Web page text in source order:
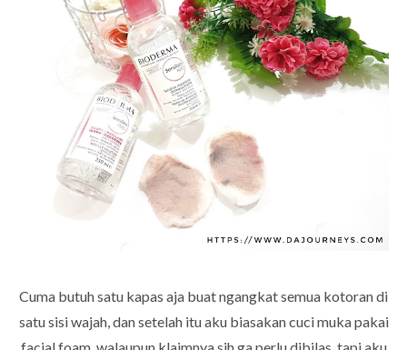
Cuma butuh satu kapas aja buat ngangkat semua kotoran di
satu sisi wajah, dan setelah itu aku biasakan cuci muka pakai